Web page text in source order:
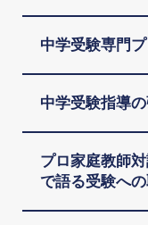
中学受験専門
中学受験指導
プロ家庭教師
で語る受験へ